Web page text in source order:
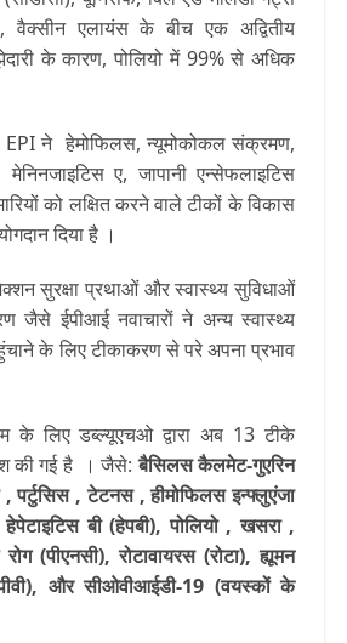
वैक्सीन एलायंस के बीच एक अद्वितीय
के कारण, पोलियो में 99% से अधिक
EPI ने हेमोफिलस, न्यूमोकोकल संक्रमण,
मेनिनजाइटिस ए, जापानी एन्सेफलाइटिस
को लक्षित करने वाले टीकों के विकास
दिया है ।
सुरक्षा प्रथाओं और स्वास्थ्य सुविधाओं
जैसे ईपीआई नवाचारों ने अन्य स्वास्थ्य
के लिए टीकाकरण से परे अपना प्रभाव
के लिए डब्ल्यूएचओ द्वारा अब 13 टीके
की गई है । जैसे:बैसिलस कैलमेट-गुएरिन
, पर्टुसिस , टेटनस , हीमोफिलस इन्फ्लुएंजा
बी (हेपबी), पोलियो , खसरा ,
(पीएनसी), रोटावायरस (रोटा), ह्यूमन
और सीओवीआईडी-19 (वयस्कों के